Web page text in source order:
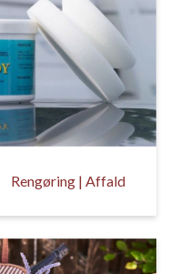
Rengøring | Affald